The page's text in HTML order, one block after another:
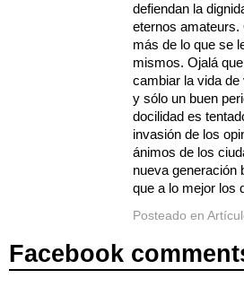
defiendan la
eternos amateurs.
más de lo que se
mismos. Ojalá
cambiar la vida
y sólo un buen
docilidad es
invasión de los
ánimos de los
nueva generación
que a lo mejor los
Posteado en
Facebook